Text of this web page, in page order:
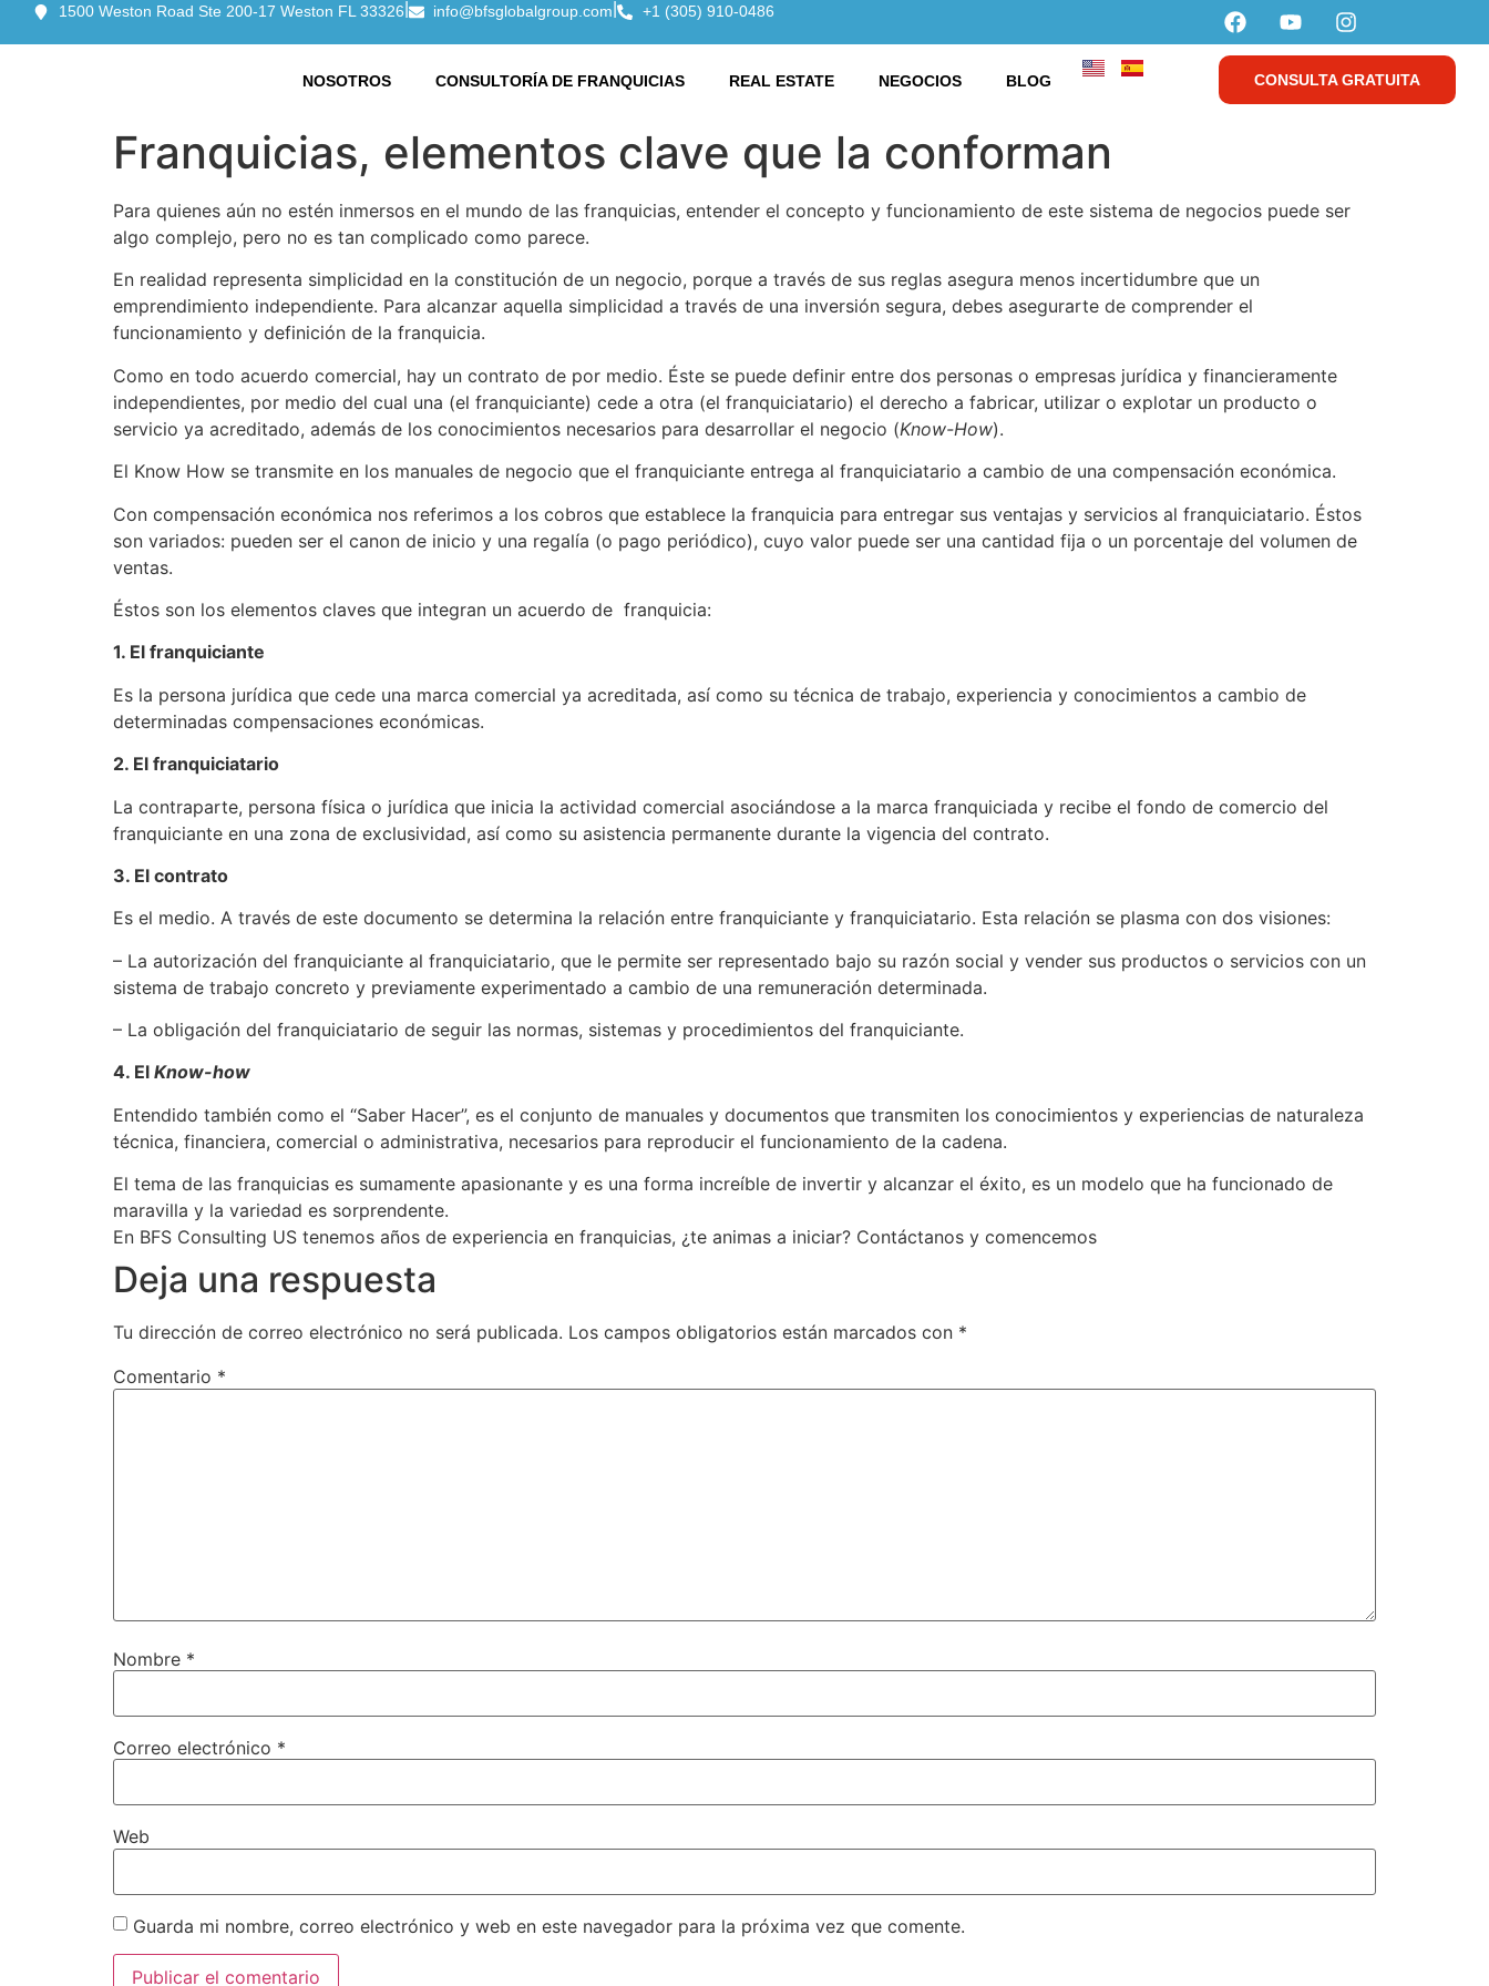
1500 Weston Road Ste 200-17 Weston FL 33326 info@bfsglobalgroup.com +1 (305) 910-0486
NOSOTROS CONSULTORÍA DE FRANQUICIAS REAL ESTATE NEGOCIOS BLOG CONSULTA GRATUITA
Franquicias, elementos clave que la conforman
Para quienes aún no estén inmersos en el mundo de las franquicias, entender el concepto y funcionamiento de este sistema de negocios puede ser
algo complejo, pero no es tan complicado como parece.
En realidad representa simplicidad en la constitución de un negocio, porque a través de sus reglas asegura menos incertidumbre que un
emprendimiento independiente. Para alcanzar aquella simplicidad a través de una inversión segura, debes asegurarte de comprender el
funcionamiento y definición de la franquicia.
Como en todo acuerdo comercial, hay un contrato de por medio. Éste se puede definir entre dos personas o empresas jurídica y financieramente
independientes, por medio del cual una (el franquiciante) cede a otra (el franquiciatario) el derecho a fabricar, utilizar o explotar un producto o
servicio ya acreditado, además de los conocimientos necesarios para desarrollar el negocio (Know-How).
El Know How se transmite en los manuales de negocio que el franquiciante entrega al franquiciatario a cambio de una compensación económica.
Con compensación económica nos referimos a los cobros que establece la franquicia para entregar sus ventajas y servicios al franquiciatario. Éstos
son variados: pueden ser el canon de inicio y una regalía (o pago periódico), cuyo valor puede ser una cantidad fija o un porcentaje del volumen de
ventas.
Éstos son los elementos claves que integran un acuerdo de franquicia:
1. El franquiciante
Es la persona jurídica que cede una marca comercial ya acreditada, así como su técnica de trabajo, experiencia y conocimientos a cambio de
determinadas compensaciones económicas.
2. El franquiciatario
La contraparte, persona física o jurídica que inicia la actividad comercial asociándose a la marca franquiciada y recibe el fondo de comercio del
franquiciante en una zona de exclusividad, así como su asistencia permanente durante la vigencia del contrato.
3. El contrato
Es el medio. A través de este documento se determina la relación entre franquiciante y franquiciatario. Esta relación se plasma con dos visiones:
– La autorización del franquiciante al franquiciatario, que le permite ser representado bajo su razón social y vender sus productos o servicios con un
sistema de trabajo concreto y previamente experimentado a cambio de una remuneración determinada.
– La obligación del franquiciatario de seguir las normas, sistemas y procedimientos del franquiciante.
4. El Know-how
Entendido también como el “Saber Hacer”, es el conjunto de manuales y documentos que transmiten los conocimientos y experiencias de naturaleza
técnica, financiera, comercial o administrativa, necesarios para reproducir el funcionamiento de la cadena.
El tema de las franquicias es sumamente apasionante y es una forma increíble de invertir y alcanzar el éxito, es un modelo que ha funcionado de
maravilla y la variedad es sorprendente.
En BFS Consulting US tenemos años de experiencia en franquicias, ¿te animas a iniciar? Contáctanos y comencemos
Deja una respuesta
Tu dirección de correo electrónico no será publicada. Los campos obligatorios están marcados con *
Comentario *
Nombre *
Correo electrónico *
Web
Guarda mi nombre, correo electrónico y web en este navegador para la próxima vez que comente.